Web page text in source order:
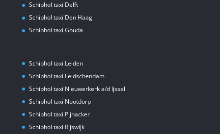
Schiphol taxi Delft
Schiphol taxi Den Haag
Schiphol taxi Gouda
Schiphol taxi Leiden
Schiphol taxi Leidschendam
Schiphol taxi Nieuwerkerk a/d Ijssel
Schiphol taxi Nootdorp
Schiphol taxi Pijnacker
Schiphol taxi Rijswijk